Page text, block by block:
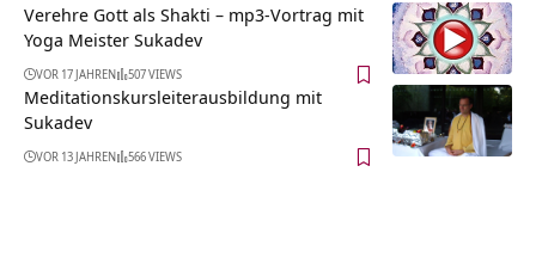
Verehre Gott als Shakti – mp3-Vortrag mit
Yoga Meister Sukadev
VOR 17 JAHREN 507 VIEWS
Meditationskursleiterausbildung mit
Sukadev
VOR 13 JAHREN 566 VIEWS